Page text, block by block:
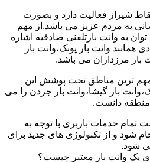
شیراز فعالیت دارد و بصورت
به مردم عزیز می باشد.از مهم
به وانت بارتلفنی صادقیه اشاره
وانت بار پونک،وانت بار
بار مرزداران می باشد.
ترین مناطق تحت پوشش این
بار گیشا،وانت بار جردن را می
منطقه دانست.
تمام خدمات باربری با توجه به
شود و از تکنولوژی های جدید برای
شود.
یک وانت بار معتبر چیست؟